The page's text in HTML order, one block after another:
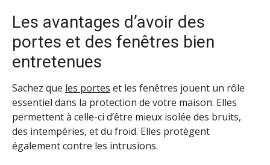
Les avantages d’avoir des
portes et des fenêtres bien
entretenues
Sachez que les portes et les fenêtres jouent un rôle
essentiel dans la protection de votre maison. Elles
permettent à celle-ci d’être mieux isolée des bruits,
des intempéries, et du froid. Elles protègent
également contre les intrusions.